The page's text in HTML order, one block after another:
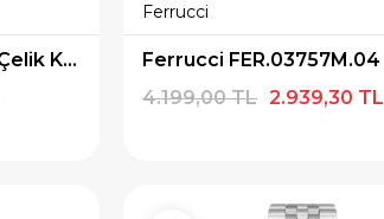
Ferrucci FER.03757M.07 Çelik Kordon Kadın Kol Saati
Ferrucci
2.939,30 TL
4.199,00 TL